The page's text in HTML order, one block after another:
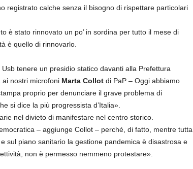
registrato calche senza il bisogno di rispettare particolari
è stato rinnovato un po’ in sordina per tutto il mese di
è quello di rinnovarlo.
tenere un presidio statico davanti alla Prefettura
nostri microfoni Marta Collotdi PaP – Oggi abbiamo
proprio per denunciare il grave problema di
si dice la più progressista d’Italia».
nel divieto di manifestare nel centro storico.
– aggiunge Collot – perché, di fatto, mentre tutta
sul piano sanitario la gestione pandemica è disastrosa e
non è permesso nemmeno protestare».